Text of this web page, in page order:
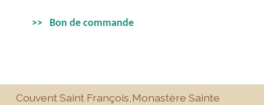
>> Bon de commande
Couvent Saint François, Monastère Sainte